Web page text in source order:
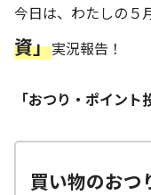
今日は、わたしの５
資」実況報告！
「おつり・ポイント
買い物のおつ